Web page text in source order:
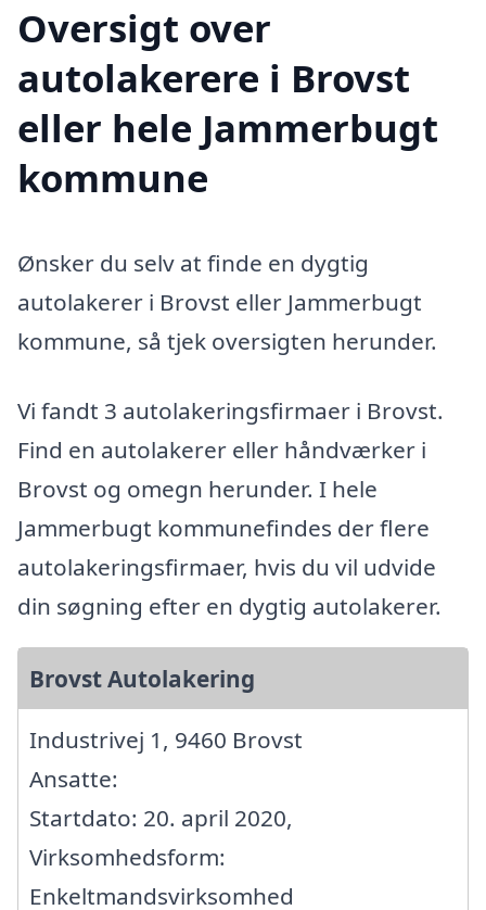
Oversigt over
autolakerere i Brovst
eller hele Jammerbugt
kommune
Ønsker du selv at finde en dygtig
autolakerer i Brovst eller Jammerbugt
kommune, så tjek oversigten herunder.
Vi fandt 3 autolakeringsfirmaer i Brovst.
Find en autolakerer eller håndværker i
Brovst og omegn herunder. I hele
Jammerbugt kommunefindes der flere
autolakeringsfirmaer, hvis du vil udvide
din søgning efter en dygtig autolakerer.
Brovst Autolakering
Industrivej 1, 9460 Brovst
Ansatte:
Startdato: 20. april 2020,
Virksomhedsform:
Enkeltmandsvirksomhed